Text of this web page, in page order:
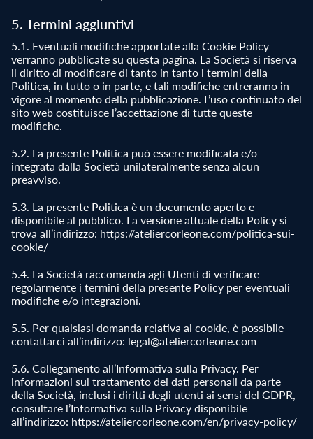
5. Termini aggiuntivi
5.1. Eventuali modifiche apportate alla Cookie Policy
verranno pubblicate su questa pagina. La Società si riserva
il diritto di modificare di tanto in tanto i termini della
Politica, in tutto o in parte, e tali modifiche entreranno in
vigore al momento della pubblicazione. L’uso continuato del
sito web costituisce l’accettazione di tutte queste
modifiche.
5.2. La presente Politica può essere modificata e/o
integrata dalla Società unilateralmente senza alcun
preavviso.
5.3. La presente Politica è un documento aperto e
disponibile al pubblico. La versione attuale della Policy si
trova all’indirizzo: https://ateliercorleone.com/politica-sui-
cookie/
5.4. La Società raccomanda agli Utenti di verificare
regolarmente i termini della presente Policy per eventuali
modifiche e/o integrazioni.
5.5. Per qualsiasi domanda relativa ai cookie, è possibile
contattarci all’indirizzo: legal@ateliercorleone.com
5.6. Collegamento all’Informativa sulla Privacy. Per
informazioni sul trattamento dei dati personali da parte
della Società, inclusi i diritti degli utenti ai sensi del GDPR,
consultare l’Informativa sulla Privacy disponibile
all’indirizzo: https://ateliercorleone.com/en/privacy-policy/